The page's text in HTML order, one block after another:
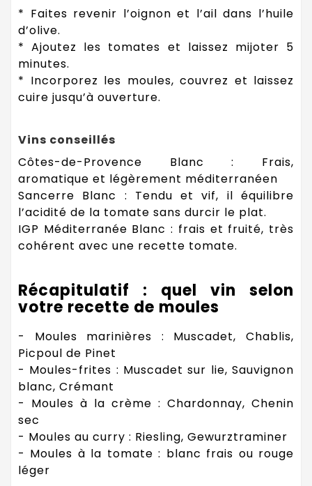
* Faites revenir l’oignon et l’ail dans l’huile
d’olive.
* Ajoutez les tomates et laissez mijoter 5
minutes.
* Incorporez les moules, couvrez et laissez
cuire jusqu’à ouverture.
Vins conseillés
Côtes-de-Provence Blanc : Frais,
aromatique et légèrement méditerranéen
Sancerre Blanc : Tendu et vif, il équilibre
l’acidité de la tomate sans durcir le plat.
IGP Méditerranée Blanc : frais et fruité, très
cohérent avec une recette tomate.
Récapitulatif : quel vin selon
votre recette de moules
- Moules marinières : Muscadet, Chablis,
Picpoul de Pinet
- Moules-frites : Muscadet sur lie, Sauvignon
blanc, Crémant
- Moules à la crème : Chardonnay, Chenin
sec
- Moules au curry : Riesling, Gewurztraminer
- Moules à la tomate : blanc frais ou rouge
léger